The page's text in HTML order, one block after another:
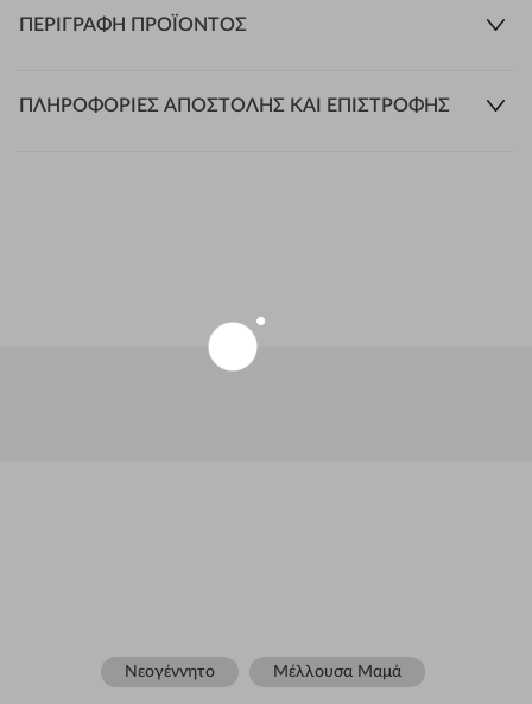
ΠΕΡΙΓΡΑΦΉ ΠΡΟΪΌΝΤΟΣ
ΠΛΗΡΟΦΟΡΊΕΣ ΑΠΟΣΤΟΛΉΣ ΚΑΙ ΕΠΙΣΤΡΟΦΉΣ
Νεογέννητο Μέλλουσα Μαμά